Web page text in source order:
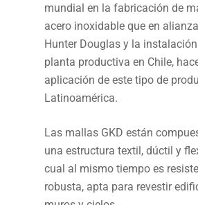
mundial en la fabricación de
acero inoxidable que en
Hunter Douglas y la
planta productiva en Chile,
aplicación de este tipo de
Latinoamérica.
Las mallas GKD están
una estructura textil, dúctil y
cual al mismo tiempo es
robusta, apta para revestir